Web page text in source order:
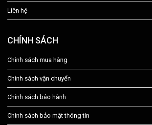
Liên hệ
CHÍNH SÁCH
Chính sách mua hàng
Chính sách vận chuyển
Chính sách bảo hành
Chính sách bảo mật thông tin